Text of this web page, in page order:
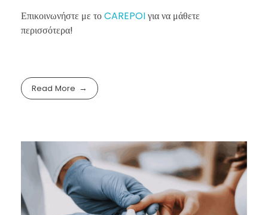
Επικοινωνήστε με τοCAREPOIγια να μάθετε
περισσότερα!
Read More